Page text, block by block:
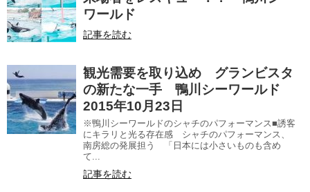
ワールド
記事を読む
観光需要を取り込め グランビスタ
の新たな一手 鴨川シーワールド
2015年10月23日
※鴨川シーワールドのシャチのパフォーマンス■誘客
にキラリと光る存在感 シャチのパフォーマンス、
南房総の発展担う 「日本には小さいものも含め
て...
記事を読む